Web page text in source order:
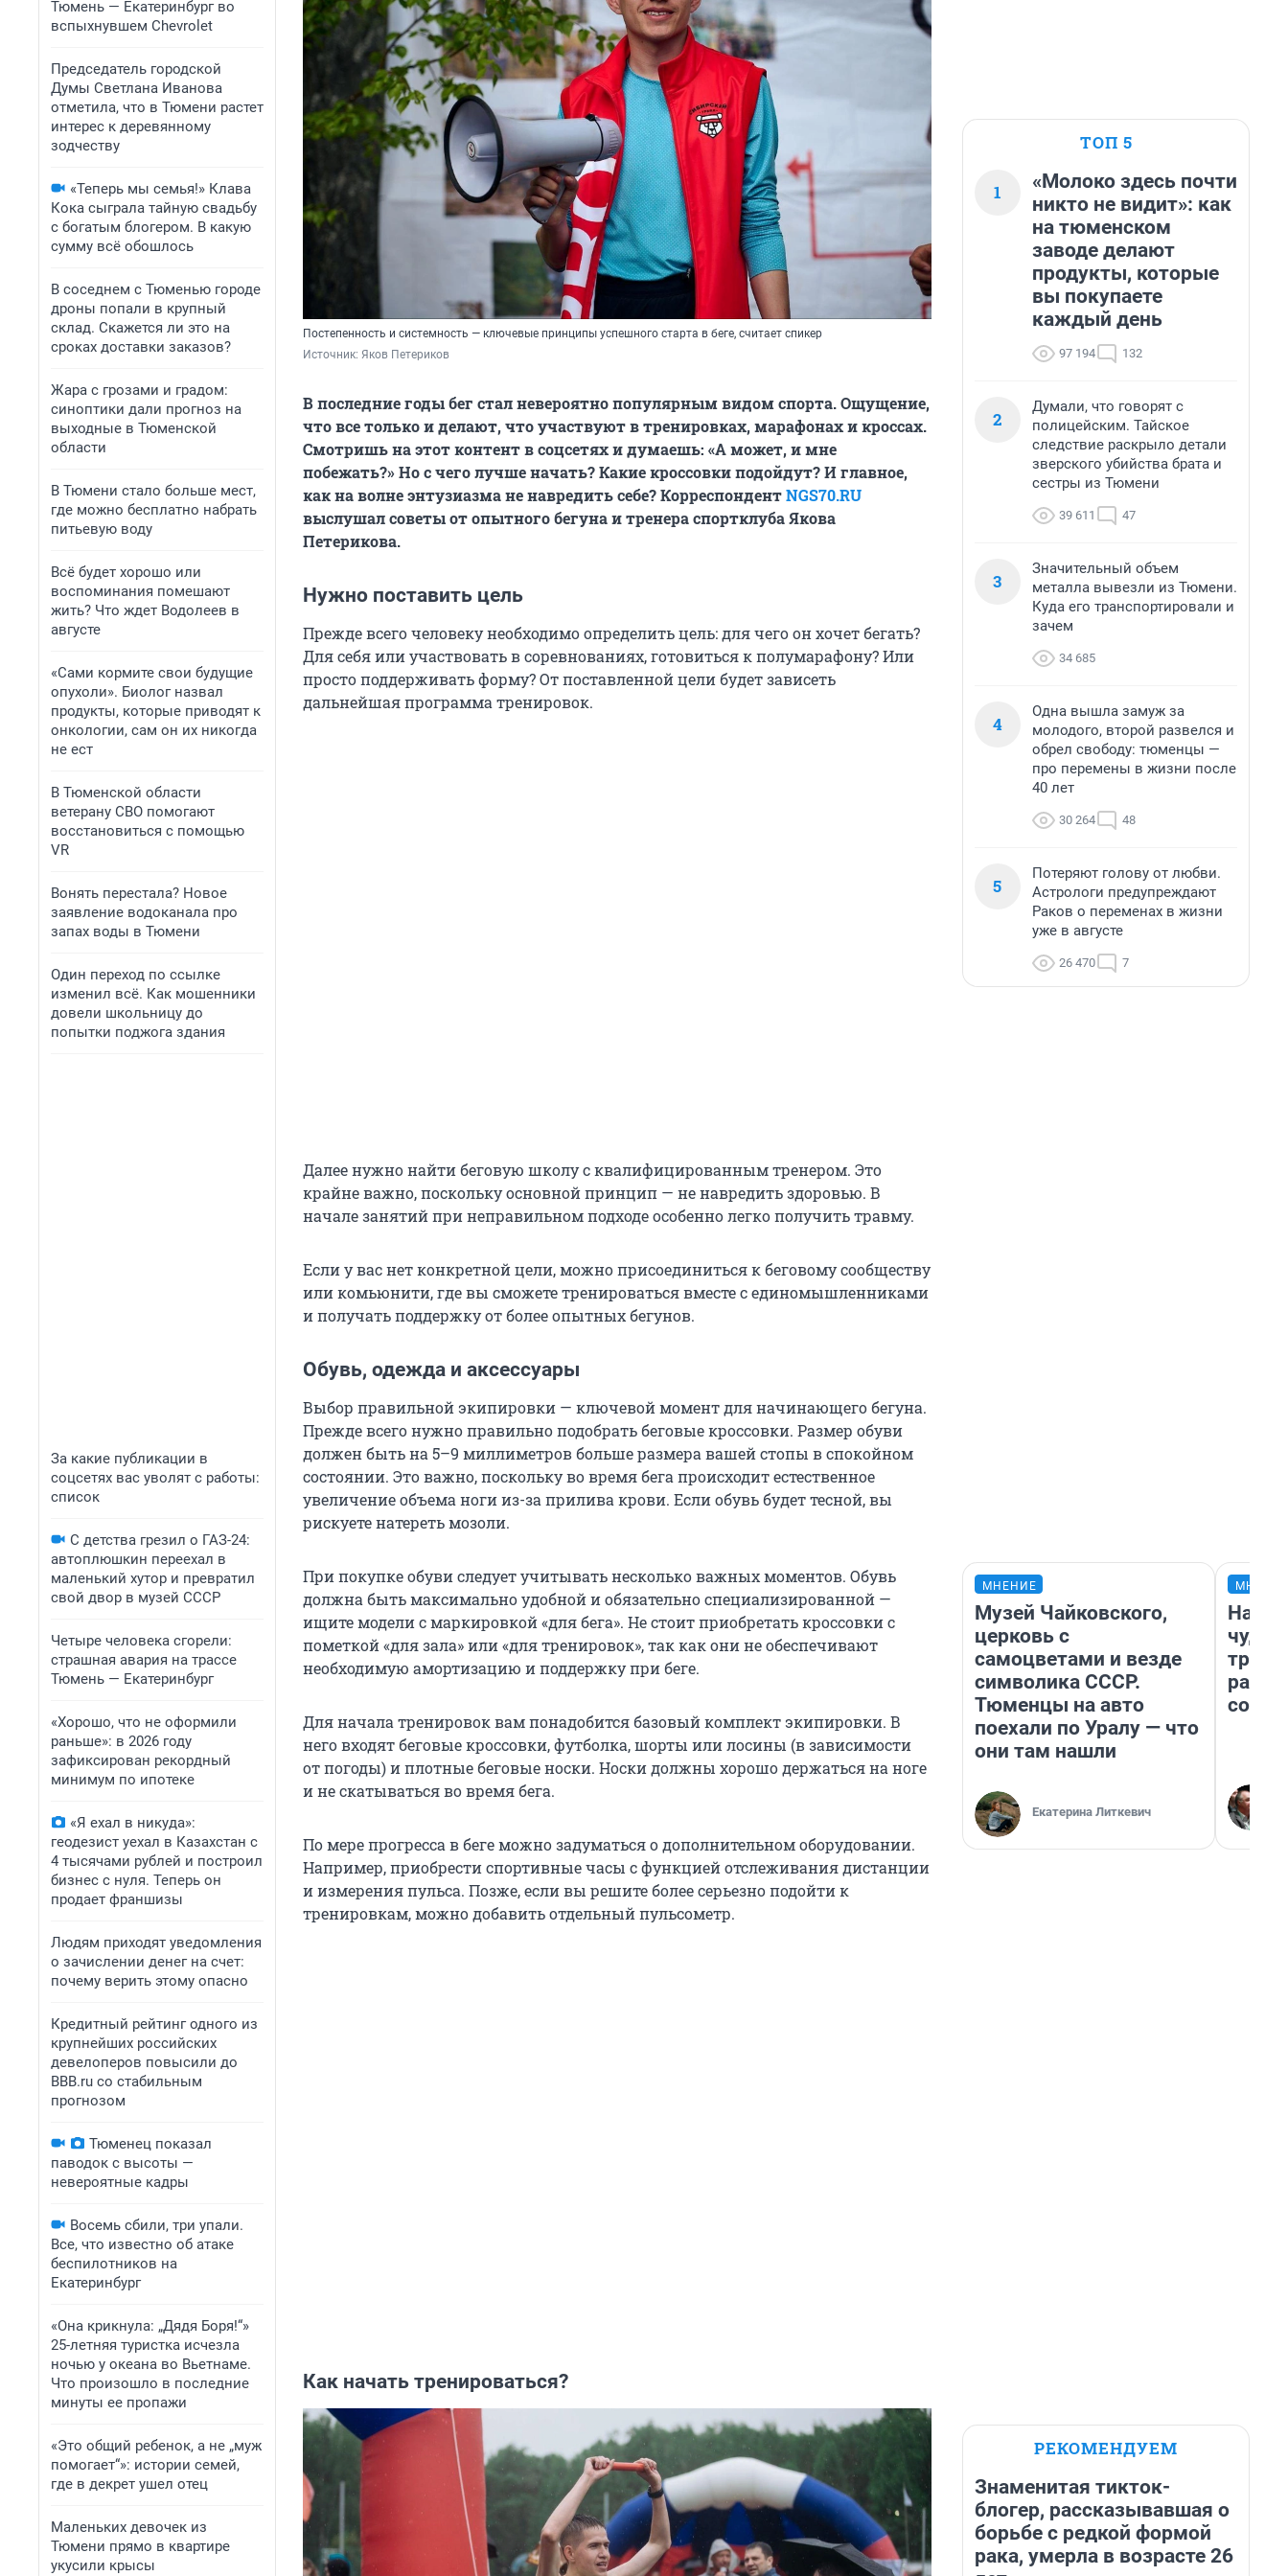
Тюмень — Екатеринбург во
вспыхнувшем Chevrolet
Председатель городской
Думы Светлана Иванова
отметила, что в Тюмени растет
интерес к деревянному
зодчеству
«Теперь мы семья!» Клава
Кока сыграла тайную свадьбу
с богатым блогером. В какую
сумму всё обошлось
В соседнем с Тюменью городе
дроны попали в крупный
склад. Скажется ли это на
сроках доставки заказов?
Жара с грозами и градом:
синоптики дали прогноз на
выходные в Тюменской
области
В Тюмени стало больше мест,
где можно бесплатно набрать
питьевую воду
Всё будет хорошо или
воспоминания помешают
жить? Что ждет Водолеев в
августе
«Сами кормите свои будущие
опухоли». Биолог назвал
продукты, которые приводят к
онкологии, сам он их никогда
не ест
В Тюменской области
ветерану СВО помогают
восстановиться с помощью
VR
Вонять перестала? Новое
заявление водоканала про
запах воды в Тюмени
Один переход по ссылке
изменил всё. Как мошенники
довели школьницу до
попытки поджога здания
За какие публикации в
соцсетях вас уволят с работы:
список
С детства грезил о ГАЗ-24:
автоплюшкин переехал в
маленький хутор и превратил
свой двор в музей СССР
Четыре человека сгорели:
страшная авария на трассе
Тюмень — Екатеринбург
«Хорошо, что не оформили
раньше»: в 2026 году
зафиксирован рекордный
минимум по ипотеке
«Я ехал в никуда»:
геодезист уехал в Казахстан с
4 тысячами рублей и построил
бизнес с нуля. Теперь он
продает франшизы
Людям приходят уведомления
о зачислении денег на счет:
почему верить этому опасно
Кредитный рейтинг одного из
крупнейших российских
девелоперов повысили до
BBB.ru со стабильным
прогнозом
Тюменец показал
паводок с высоты —
невероятные кадры
Восемь сбили, три упали.
Все, что известно об атаке
беспилотников на
Екатеринбург
«Она крикнула: „Дядя Боря!“»
25-летняя туристка исчезла
ночью у океана во Вьетнаме.
Что произошло в последние
минуты ее пропажи
«Это общий ребенок, а не „муж
помогает“»: истории семей,
где в декрет ушел отец
Маленьких девочек из
Тюмени прямо в квартире
укусили крысы
Постепенность и системность — ключевые принципы успешного старта в беге, считает спикер
Источник: Яков Петериков
В последние годы бег стал невероятно популярным видом спорта. Ощущение,
что все только и делают, что участвуют в тренировках, марафонах и кроссах.
Смотришь на этот контент в соцсетях и думаешь: «А может, и мне
побежать?» Но с чего лучше начать? Какие кроссовки подойдут? И главное,
как на волне энтузиазма не навредить себе? КорреспондентNGS70.RU
выслушал советы от опытного бегуна и тренера спортклуба Якова
Петерикова.
Нужно поставить цель
Прежде всего человеку необходимо определить цель: для чего он хочет бегать?
Для себя или участвовать в соревнованиях, готовиться к полумарафону? Или
просто поддерживать форму? От поставленной цели будет зависеть
дальнейшая программа тренировок.
Далее нужно найти беговую школу с квалифицированным тренером. Это
крайне важно, поскольку основной принцип — не навредить здоровью. В
начале занятий при неправильном подходе особенно легко получить травму.
Если у вас нет конкретной цели, можно присоединиться к беговому сообществу
или комьюнити, где вы сможете тренироваться вместе с единомышленниками
и получать поддержку от более опытных бегунов.
Обувь, одежда и аксессуары
Выбор правильной экипировки — ключевой момент для начинающего бегуна.
Прежде всего нужно правильно подобрать беговые кроссовки. Размер обуви
должен быть на 5–9 миллиметров больше размера вашей стопы в спокойном
состоянии. Это важно, поскольку во время бега происходит естественное
увеличение объема ноги из-за прилива крови. Если обувь будет тесной, вы
рискуете натереть мозоли.
При покупке обуви следует учитывать несколько важных моментов. Обувь
должна быть максимально удобной и обязательно специализированной —
ищите модели с маркировкой «для бега». Не стоит приобретать кроссовки с
пометкой «для зала» или «для тренировок», так как они не обеспечивают
необходимую амортизацию и поддержку при беге.
Для начала тренировок вам понадобится базовый комплект экипировки. В
него входят беговые кроссовки, футболка, шорты или лосины (в зависимости
от погоды) и плотные беговые носки. Носки должны хорошо держаться на ноге
и не скатываться во время бега.
По мере прогресса в беге можно задуматься о дополнительном оборудовании.
Например, приобрести спортивные часы с функцией отслеживания дистанции
и измерения пульса. Позже, если вы решите более серьезно подойти к
тренировкам, можно добавить отдельный пульсометр.
Как начать тренироваться?
ТОП 5
1
«Молоко здесь почти
никто не видит»: как
на тюменском
заводе делают
продукты, которые
вы покупаете
каждый день
97 194 132
2
Думали, что говорят с
полицейским. Тайское
следствие раскрыло детали
зверского убийства брата и
сестры из Тюмени
39 611 47
3
Значительный объем
металла вывезли из Тюмени.
Куда его транспортировали и
зачем
34 685
4
Одна вышла замуж за
молодого, второй развелся и
обрел свободу: тюменцы —
про перемены в жизни после
40 лет
30 264 48
5
Потеряют голову от любви.
Астрологи предупреждают
Раков о переменах в жизни
уже в августе
26 470 7
МНЕНИЕ
Музей Чайковского,
церковь с
самоцветами и везде
символика СССР.
Тюменцы на авто
поехали по Уралу — что
они там нашли
Екатерина Литкевич
РЕКОМЕНДУЕМ
Знаменитая тикток-
блогер, рассказывавшая о
борьбе с редкой формой
рака, умерла в возрасте 26